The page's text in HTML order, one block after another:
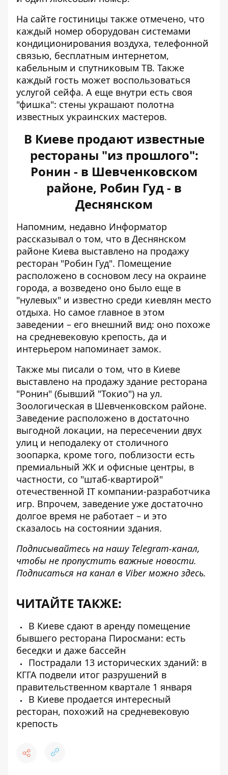
На сайте гостиницы также отмечено, что
каждый номер оборудован системами
кондиционирования воздуха, телефонной
связью, бесплатным интернетом,
кабельным и спутниковым ТВ. Также
каждый гость может воспользоваться
услугой сейфа. А еще внутри есть своя
"фишка": стены украшают полотна
известных украинских мастеров.
В Киеве продают известные
рестораны "из прошлого":
Ронин - в Шевченковском
районе, Робин Гуд - в
Деснянском
Напомним, недавно Информатор
рассказывал о том, что в Деснянском
районе Киева выставлено на продажу
ресторан "Робин Гуд". Помещение
расположено в сосновом лесу на окраине
города, а возведено оно было еще в
"нулевых" и известно среди киевлян место
отдыха. Но самое главное в этом
заведении – его внешний вид: оно похоже
на средневековую крепость, да и
интерьером напоминает замок.
Также мы писали о том, что в Киеве
выставлено на продажу здание ресторана
"Ронин" (бывший "Токио") на ул.
Зоологическая в Шевченковском районе.
Заведение расположено в достаточно
выгодной локации, на пересечении двух
улиц и неподалеку от столичного
зоопарка, кроме того, поблизости есть
премиальный ЖК и офисные центры, в
частности, со "штаб-квартирой"
отечественной IT компании-разработчика
игр. Впрочем, заведение уже достаточно
долгое время не работает – и это
сказалось на состоянии здания.
Подписывайтесь на нашу Telegram-канал,
чтобы не пропустить важные новости.
Подписаться на канал в Viber можно здесь.
ЧИТАЙТЕ ТАКЖЕ:
В Киеве сдают в аренду помещение
бывшего ресторана Пиросмани: есть
беседки и даже бассейн
Пострадали 13 исторических зданий: в
КГГА подвели итог разрушений в
правительственном квартале 1 января
В Киеве продается интересный
ресторан, похожий на средневековую
крепость